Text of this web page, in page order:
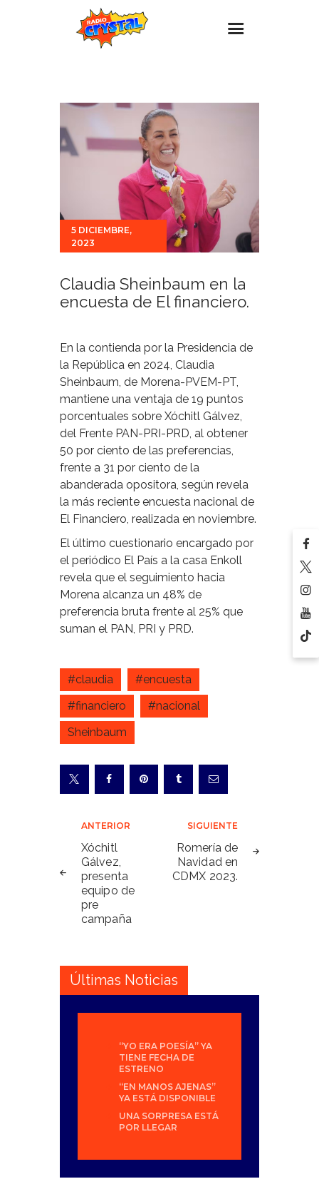
Estaciones
Eventos
Promociones
Para ti
Contacto
5 DICIEMBRE,
2023
Claudia Sheinbaum en la
encuesta de El financiero.
En la contienda por la Presidencia de
la República en 2024, Claudia
Sheinbaum, de Morena-PVEM-PT,
mantiene una ventaja de 19 puntos
porcentuales sobre Xóchitl Gálvez,
del Frente PAN-PRI-PRD, al obtener
50 por ciento de las preferencias,
frente a 31 por ciento de la
abanderada opositora, según revela
la más reciente encuesta nacional de
El Financiero, realizada en noviembre.
El último cuestionario encargado por
el periódico El País a la casa Enkoll
revela que el seguimiento hacia
Morena alcanza un 48% de
preferencia bruta frente al 25% que
suman el PAN, PRI y PRD.
#claudia
#encuesta
#financiero
#nacional
Sheinbaum
Navegación
de
entradas
ANTERIOR
Xóchitl
Gálvez,
presenta
equipo de
pre
campaña
SIGUIENTE
Romería de
Navidad en
CDMX 2023.
Últimas Noticias
“YO ERA POESÍA” YA
TIENE FECHA DE
ESTRENO
“EN MANOS AJENAS”
YA ESTÁ DISPONIBLE
UNA SORPRESA ESTÁ
POR LLEGAR